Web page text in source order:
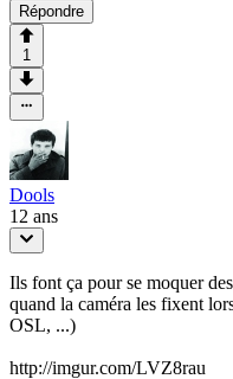
Répondre
1
Dools
12 ans
Ils font ça pour se moquer
quand la caméra les fixent
OSL, ...)
http://imgur.com/LVZ8rau